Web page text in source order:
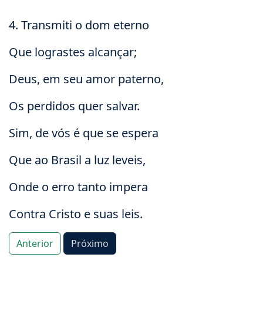
4. Transmiti o dom eterno
Que lograstes alcançar;
Deus, em seu amor paterno,
Os perdidos quer salvar.
Sim, de vós é que se espera
Que ao Brasil a luz leveis,
Onde o erro tanto impera
Contra Cristo e suas leis.
Anterior Próximo